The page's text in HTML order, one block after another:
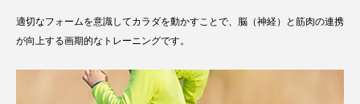
適切なフォームを意識してカラダを動かすことで、脳（神経）と筋肉の連携
が向上する画期的なトレーニングです。